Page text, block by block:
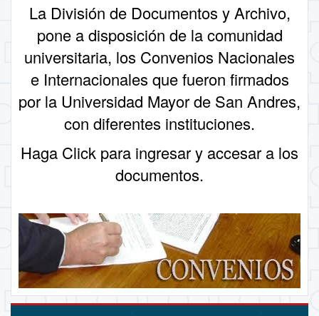
La División de Documentos y Archivo,
pone a disposición de la comunidad
universitaria, los Convenios Nacionales
e Internacionales que fueron firmados
por la Universidad Mayor de San Andres,
con diferentes instituciones.
Haga Click para ingresar y accesar a los
documentos.